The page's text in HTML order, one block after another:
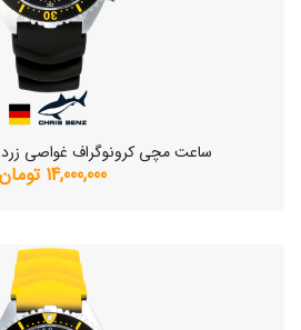
ساعت مچی کرونوگراف غواصی زرد CB-C200-Y-KBS
14,000,000 تومان